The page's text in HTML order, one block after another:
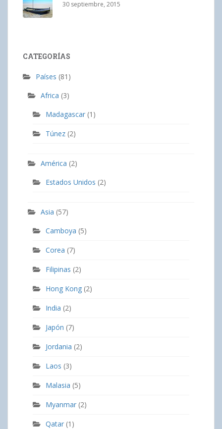
30 septiembre, 2015
CATEGORÍAS
Países (81)
Africa (3)
Madagascar (1)
Túnez (2)
América (2)
Estados Unidos (2)
Asia (57)
Camboya (5)
Corea (7)
Filipinas (2)
Hong Kong (2)
India (2)
Japón (7)
Jordania (2)
Laos (3)
Malasia (5)
Myanmar (2)
Qatar (1)